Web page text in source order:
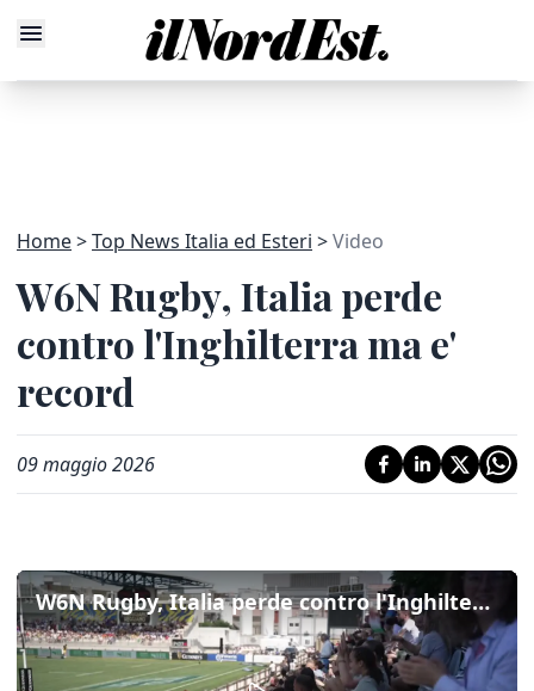
Home Top News Italia ed Esteri Video
W6N Rugby, Italia perde
contro l'Inghilterra ma e'
record
09 maggio 2026
W6N Rugby, Italia perde contro l'Inghilterra ma e' record